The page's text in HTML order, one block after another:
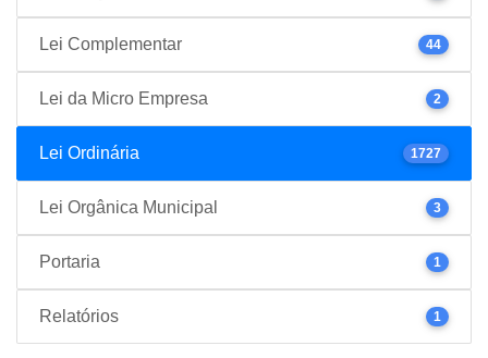
Lei Complementar 44
Lei da Micro Empresa 2
Lei Ordinária 1727
Lei Orgânica Municipal 3
Portaria 1
Relatórios 1